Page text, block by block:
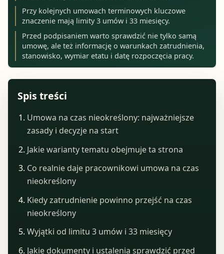
Przy kolejnych umowach terminowych kluczowe
znaczenie mają limity 3 umów i 33 miesięcy.
Przed podpisaniem warto sprawdzić nie tylko samą
umowę, ale też informację o warunkach zatrudnienia,
stanowisko, wymiar etatu i datę rozpoczęcia pracy.
Spis treści
Umowa na czas nieokreślony: najważniejsze
zasady i decyzje na start
Jakie warianty tematu obejmuje ta strona
Co realnie daje pracownikowi umowa na czas
nieokreślony
Kiedy zatrudnienie powinno przejść na czas
nieokreślony
Wyjątki od limitu 3 umów i 33 miesięcy
Jakie dokumenty i ustalenia sprawdzić przed